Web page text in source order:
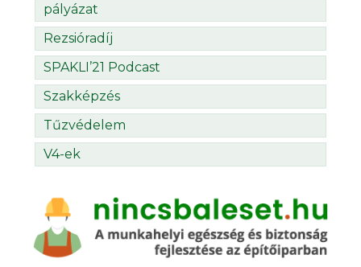
pályázat
Rezsióradíj
SPAKLI’21 Podcast
Szakképzés
Tűzvédelem
V4-ek